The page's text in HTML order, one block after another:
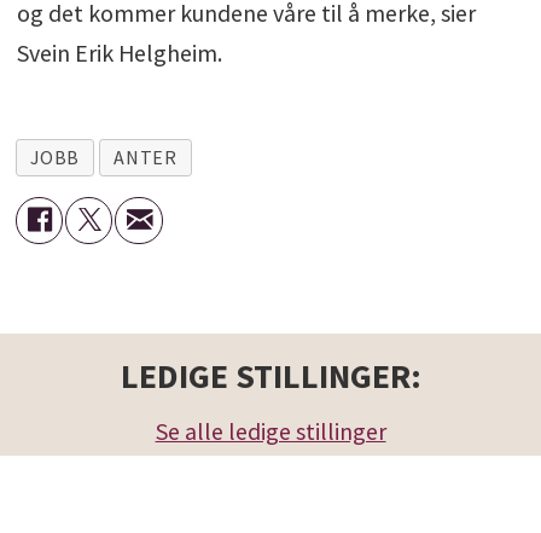
og det kommer kundene våre til å merke, sier
Svein Erik Helgheim.
JOBB ANTER
LEDIGE STILLINGER:
Se alle ledige stillinger